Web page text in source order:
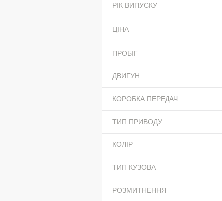
РІК ВИПУСКУ
ЦІНА
ПРОБІГ
ДВИГУН
КОРОБКА ПЕРЕДАЧ
ТИП ПРИВОДУ
КОЛІР
ТИП КУЗОВА
РОЗМИТНЕННЯ